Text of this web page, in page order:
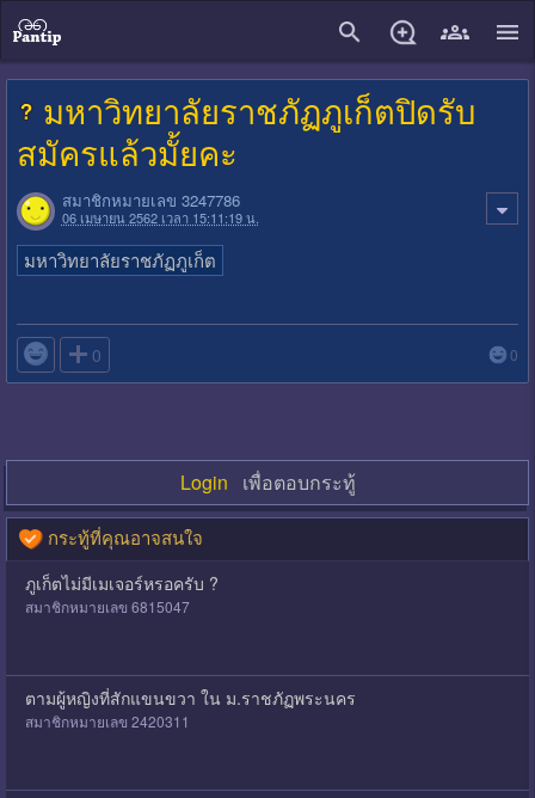
มหาวิทยาลัยราชภัฏภูเก็ตปิดรับ
สมัครแล้วมั้ยคะ
สมาชิกหมายเลข 3247786
06 เมษายน 2562 เวลา 15:11:19 น.
มหาวิทยาลัยราชภัฏภูเก็ต
 0 0
Login เพื่อตอบกระทู้
กระทู้ที่คุณอาจสนใจ
ภูเก็ตไม่มีเมเจอร์หรอครับ ?
สมาชิกหมายเลข 6815047
ตามผู้หญิงที่สักแขนขวา ใน ม.ราชภัฏพระนคร
สมาชิกหมายเลข 2420311
close